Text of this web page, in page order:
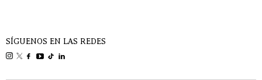
SÍGUENOS EN LAS REDES